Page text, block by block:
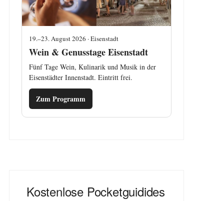
19.–23. August 2026 · Eisenstadt
Wein & Genusstage Eisenstadt
Fünf Tage Wein, Kulinarik und Musik in der
Eisenstädter Innenstadt. Eintritt frei.
Zum Programm
Kostenlose Pocketguidides